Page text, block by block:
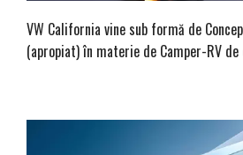
VW California vine sub formă de
(apropiat) în materie de Camper-RV